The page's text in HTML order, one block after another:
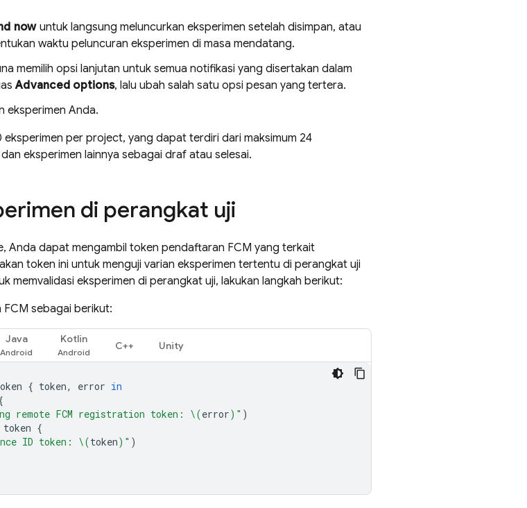
nowuntuk langsung meluncurkan eksperimen setelah disimpan, atau
waktu peluncuran eksperimen di masa mendatang.
memilih opsi lanjutan untuk semua notifikasi yang disertakan dalam
Advanced options, lalu ubah salah satu opsi pesan yang tertera.
eksperimen Anda.
per project, yang dapat terdiri dari maksimum 24
eksperimen lainnya sebagai draf atau selesai.
di perangkat uji
Anda dapat mengambil token pendaftaran FCM yang terkait
token ini untuk menguji varian eksperimen tertentu di perangkat uji
memvalidasi eksperimen di perangkat uji, lakukan langkah berikut:
FCM sebagai berikut:
Java Kotlin
C++ Unity
{ token, error in
remote FCM registration token: \(error) " )
token {
ID token: \(token) " )